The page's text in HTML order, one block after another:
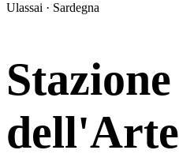
Ulassai · Sardegna
Stazione
dell'Arte